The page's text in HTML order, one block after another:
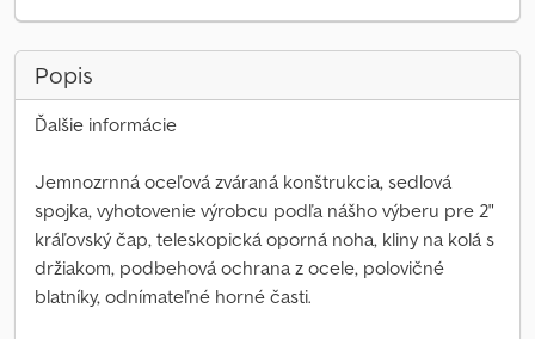
Popis
Ďalšie informácie
Jemnozrnná oceľová zváraná konštrukcia, sedlová
spojka, vyhotovenie výrobcu podľa nášho výberu pre 2"
kráľovský čap, teleskopická oporná noha, kliny na kolá s
držiakom, podbehová ochrana z ocele, polovičné
blatníky, odnímateľné horné časti.